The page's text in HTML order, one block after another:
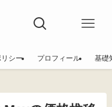
シー プロフィール 基礎